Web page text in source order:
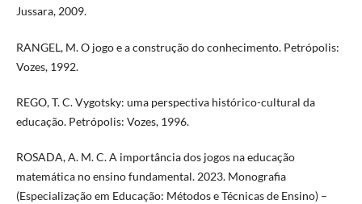
Jussara, 2009.
RANGEL, M. O jogo e a construção do conhecimento. Petrópolis:
Vozes, 1992.
REGO, T. C. Vygotsky: uma perspectiva histórico-cultural da
educação. Petrópolis: Vozes, 1996.
ROSADA, A. M. C. A importância dos jogos na educação
matemática no ensino fundamental. 2023. Monografia
(Especialização em Educação: Métodos e Técnicas de Ensino) –